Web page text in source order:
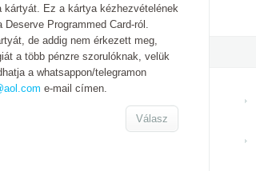
Ez a kártya kézhezvételének
Programmed Card-ról.
de addig nem érkezett meg,
a több pénzre szorulóknak, velük
a whatsappon/telegramon
e-mail címen.
Válasz